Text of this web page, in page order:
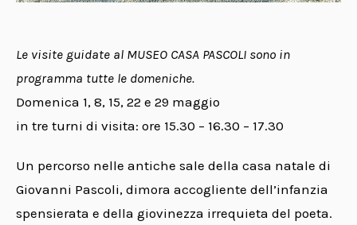
Le visite guidate al MUSEO CASA PASCOLI sono in
programma tutte le domeniche.
Domenica 1, 8, 15, 22 e 29 maggio
in tre turni di visita: ore 15.30 – 16.30 – 17.30
Un percorso nelle antiche sale della casa natale di
Giovanni Pascoli, dimora accogliente dell’infanzia
spensierata e della giovinezza irrequieta del poeta.